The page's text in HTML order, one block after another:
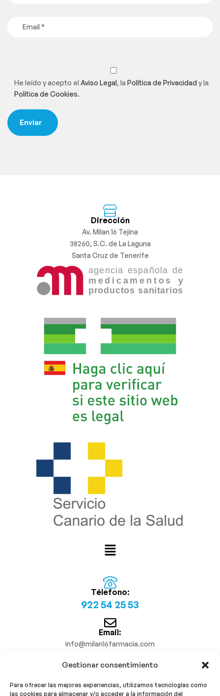
Gestionar consentimiento
Para ofrecer las mejores experiencias, utilizamos tecnologías como
las cookies para almacenar y/o acceder a la información del
He leído y acepto el Aviso Legal, la Política de Privacidady la
Política de Cookies.
Dirección
Av. Milan 16 Tejina
38260, S.C. de La Laguna
Santa Cruz de Tenerife
Télefono:
922 54 25 53
Email:
info@milan16farmacia.com
¡Síguenos!